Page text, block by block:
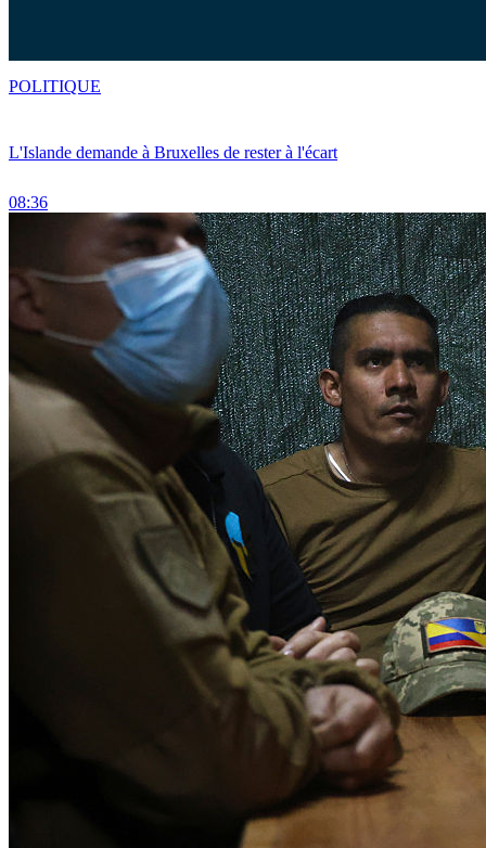
L'Islande demande à Bruxelles de rester à l'écart
08:36
POLITIQUE